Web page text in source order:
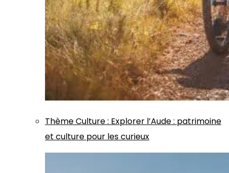
ThèmeCulture: Explorer l’Aude : patrimoine
et culture pour les curieux